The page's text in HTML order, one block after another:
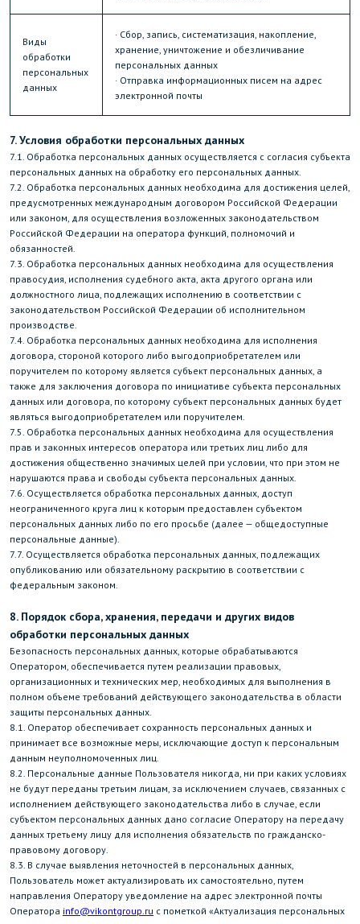
Виды
обработки
персональных
данных
· Сбор, запись, систематизация, накопление,
хранение, уничтожение и обезличивание
персональных данных
· Отправка информационных писем на адрес
электронной почты
7. Условия обработки персональных данных
7.1. Обработка персональных данных осуществляется с согласия субъекта
персональных данных на обработку его персональных данных.
7.2. Обработка персональных данных необходима для достижения целей,
предусмотренных международным договором Российской Федерации
или законом, для осуществления возложенных законодательством
Российской Федерации на оператора функций, полномочий и
обязанностей.
7.3. Обработка персональных данных необходима для осуществления
правосудия, исполнения судебного акта, акта другого органа или
должностного лица, подлежащих исполнению в соответствии с
законодательством Российской Федерации об исполнительном
производстве.
7.4. Обработка персональных данных необходима для исполнения
договора, стороной которого либо выгодоприобретателем или
поручителем по которому является субъект персональных данных, а
также для заключения договора по инициативе субъекта персональных
данных или договора, по которому субъект персональных данных будет
являться выгодоприобретателем или поручителем.
7.5. Обработка персональных данных необходима для осуществления
прав и законных интересов оператора или третьих лиц либо для
достижения общественно значимых целей при условии, что при этом не
нарушаются права и свободы субъекта персональных данных.
7.6. Осуществляется обработка персональных данных, доступ
неограниченного круга лиц к которым предоставлен субъектом
персональных данных либо по его просьбе (далее — общедоступные
персональные данные).
7.7. Осуществляется обработка персональных данных, подлежащих
опубликованию или обязательному раскрытию в соответствии с
федеральным законом.
8. Порядок сбора, хранения, передачи и других видов
обработки персональных данных
Безопасность персональных данных, которые обрабатываются
Оператором, обеспечивается путем реализации правовых,
организационных и технических мер, необходимых для выполнения в
полном объеме требований действующего законодательства в области
защиты персональных данных.
8.1. Оператор обеспечивает сохранность персональных данных и
принимает все возможные меры, исключающие доступ к персональным
данным неуполномоченных лиц.
8.2. Персональные данные Пользователя никогда, ни при каких условиях
не будут переданы третьим лицам, за исключением случаев, связанных с
исполнением действующего законодательства либо в случае, если
субъектом персональных данных дано согласие Оператору на передачу
данных третьему лицу для исполнения обязательств по гражданско-
правовому договору.
8.3. В случае выявления неточностей в персональных данных,
Пользователь может актуализировать их самостоятельно, путем
направления Оператору уведомление на адрес электронной почты
Оператора info@vikontgroup.ru с пометкой «Актуализация персональных